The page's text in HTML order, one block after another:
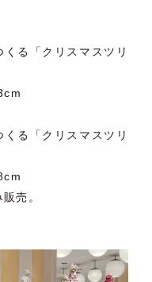
る「クリスマスツリ
る「クリスマスツリ
売。